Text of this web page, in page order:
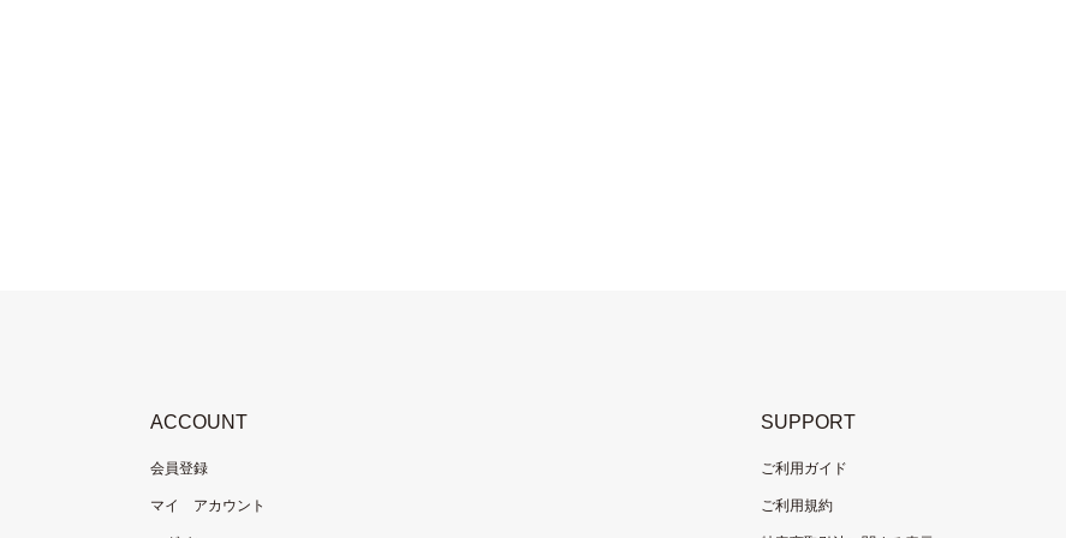
ACCOUNT
会員登録
マイ アカウント
SUPPORT
ご利用ガイド
ご利用規約